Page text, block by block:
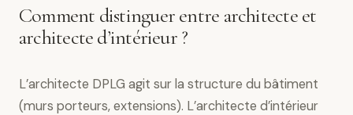
Comment distinguer entre architecte et
architecte d’intérieur ?
L’architecte DPLG agit sur la structure du bâtiment
(murs porteurs, extensions). L’architecte d’intérieur